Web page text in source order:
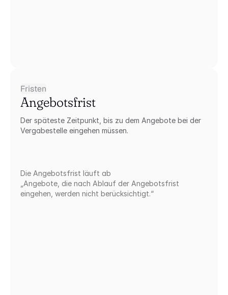
Fristen
Angebotsfrist
Der späteste Zeitpunkt, bis zu dem Angebote bei der
Vergabestelle eingehen müssen.
Die Angebotsfrist läuft ab
„Angebote, die nach Ablauf der Angebotsfrist
eingehen, werden nicht berücksichtigt.“